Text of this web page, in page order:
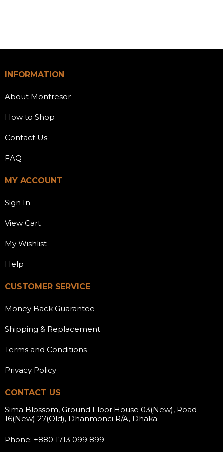
INFORMATION
About Montresor
How to Shop
Contact Us
FAQ
MY ACCOUNT
Sign In
View Cart
My Wishlist
Help
CUSTOMER SERVICE
Money Back Guarantee
Shipping & Replacement
Terms and Conditions
Privacy Policy
CONTACT US
Sima Blossom, Ground Floor House 03(New), Road
16(New) 27(Old), Dhanmondi R/A, Dhaka
Phone: +880 1713 099 899